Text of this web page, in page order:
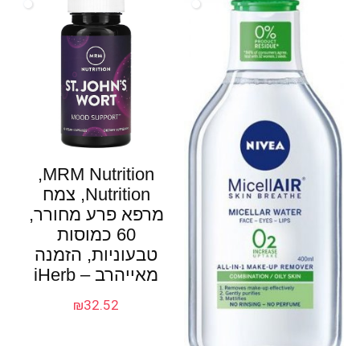
MRM Nutrition‏,
Nutrition, צמח
מרפא פרע מחורר,‏
60 כמוסות
טבעוניות, הזמנה
מאייהרב – iHerb
₪32.52